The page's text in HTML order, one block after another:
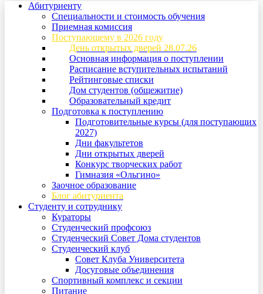
Абитуриенту
Специальности и стоимость обучения
Приемная комиссия
Поступающему в 2026 году
День открытых дверей 28.07.26
Основная информация о поступлении
Расписание вступительных испытаний
Рейтинговые списки
Дом студентов (общежитие)
Образовательный кредит
Подготовка к поступлению
Подготовительные курсы (для поступающих
2027)
Дни факультетов
Дни открытых дверей
Конкурс творческих работ
Гимназия «Ольгино»
Заочное образование
Блог абитуриента
Студенту и сотруднику
Кураторы
Студенческий профсоюз
Студенческий Совет Дома студентов
Студенческий клуб
Совет Клуба Университета
Досуговые объединения
Спортивный комплекс и секции
Питание